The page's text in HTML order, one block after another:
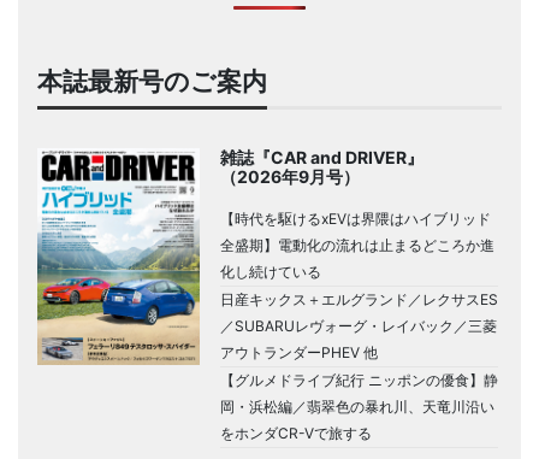
本誌最新号のご案内
雑誌『CAR and DRIVER』
（2026年9月号）
【時代を駆けるxEVは界隈はハイブリッド
全盛期】電動化の流れは止まるどころか進
化し続けている
日産キックス＋エルグランド／レクサスES
／SUBARUレヴォーグ・レイバック／三菱
アウトランダーPHEV 他
【グルメドライブ紀行 ニッポンの優食】静
岡・浜松編／翡翠色の暴れ川、天竜川沿い
をホンダCR-Vで旅する